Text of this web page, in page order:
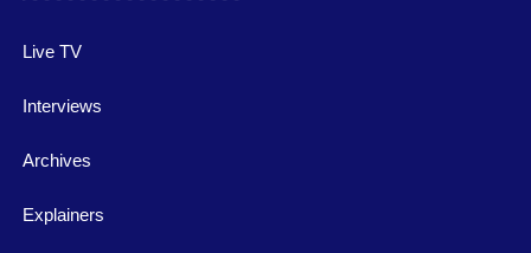
Live TV
Interviews
Archives
Explainers